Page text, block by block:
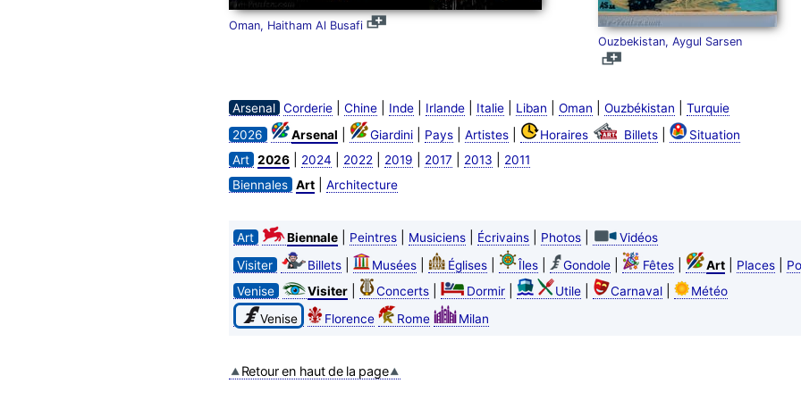
Oman, Haitham Al Busafi
Ouzbekistan, Aygul Sarsen
Arsenal Corderie| Chine| Inde| Irlande| Italie| Liban Oman Ouzbékistan
Turquie
2026
Arsenal Giardini| Pays| Artistes| Horaires Billets|
Situation
Art 2026| 2024 2022 2019 2017 2013
2011
Biennales Art| Architecture
Art Biennale| Peintres| Musiciens| Écrivains| Photos|
Vidéos
Visiter
Billets| Musées| Églises| Îles| Gondole| Fêtes| Art| Places|
Venise
Visiter| Concerts| Dormir| Utile| Carnaval|
Météo
Venise
Florence Rome Milan
Retour en haut de la page